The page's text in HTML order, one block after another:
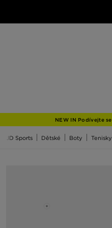
NEW IN Podívejte se
JD Sports Dětské Boty Tenisky